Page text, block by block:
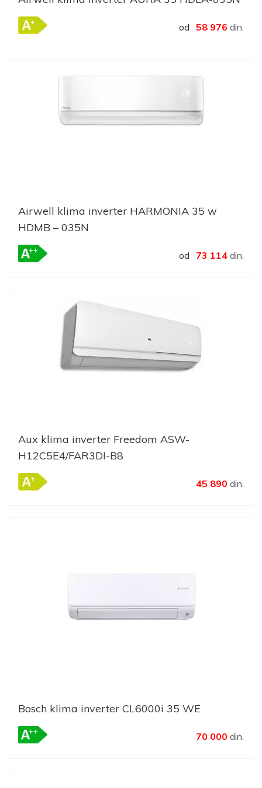
od 58 976 din.
Airwell klima inverter HARMONIA 35 w
HDMB – 035N
od 73 114 din.
Aux klima inverter Freedom ASW-
H12C5E4/FAR3DI-B8
45 890 din.
Bosch klima inverter CL6000i 35 WE
70 000 din.